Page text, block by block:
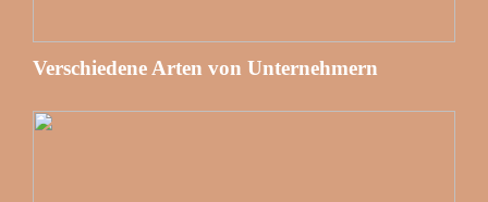
Verschiedene Arten von Unternehmern